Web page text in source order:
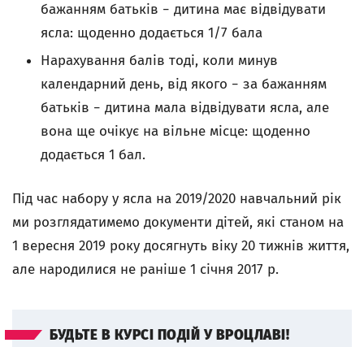
бажанням батьків − дитина має відвідувати
ясла: щоденно додається 1/7 бала
Нарахування балів тоді, коли минув
календарний день, від якого − за бажанням
батьків − дитина мала відвідувати ясла, але
вона ще очікує на вільне місце: щоденно
додається 1 бал.
Під час набору у ясла на 2019/2020 навчальний рік
ми розглядатимемо документи дітей, які станом на
1 вересня 2019 року досягнуть віку 20 тижнів життя,
але народилися не раніше 1 січня 2017 р.
БУДЬТЕ В КУРСІ ПОДІЙ У ВРОЦЛАВІ!